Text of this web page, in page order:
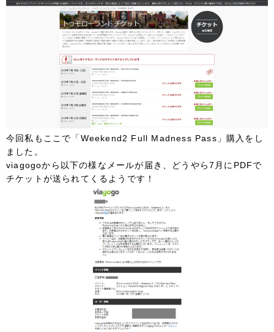
今回私もここで「Weekend2 Full Madness Pass」購入をし
ました。
viagogoから以下の様なメールが届き、どうやら7月にPDFで
チケットが送られてくるようです！